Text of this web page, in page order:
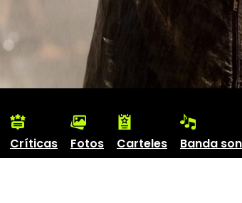
Críticas Fotos Carteles Banda